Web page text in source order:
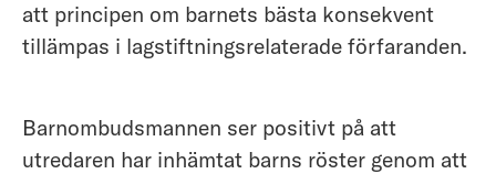
att principen om barnets bästa konsekvent
tillämpas i lagstiftningsrelaterade förfaranden.
Barnombudsmannen ser positivt på att
utredaren har inhämtat barns röster genom att